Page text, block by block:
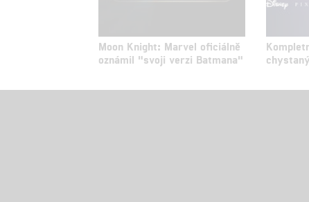
Moon Knight: Marvel oficiálně
oznámil "svoji verzi Batmana"